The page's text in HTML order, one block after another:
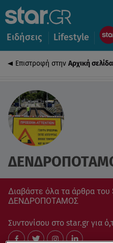
Ειδήσεις Lifestyle
Επιστροφή στην Αρχική σελίδα
Διαβάστε όλα τα άρθρα του
ΔΕΝΔΡΟΠΟΤΑΜΟΣ
Συντονίσου στο star.gr για